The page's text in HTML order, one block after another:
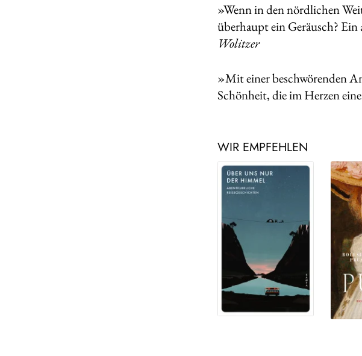
»Wenn in den nördlichen
überhaupt ein Geräusch?
Wolitzer
»Mit einer beschwörenden
Schönheit, die im Herzen
WIR EMPFEHLEN